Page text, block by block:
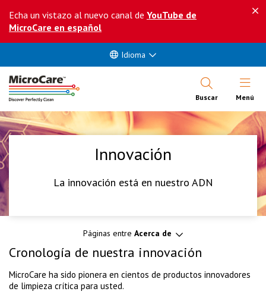
Echa un vistazo al nuevo canal de YouTube de
MicroCare en español
Idioma
Buscar Abrir
Menú
Innovación
La innovación está en nuestro ADN
Páginas entre Acerca de
Cronología de nuestra innovación
MicroCare ha sido pionera en cientos de productos innovadores
de limpieza crítica para usted.